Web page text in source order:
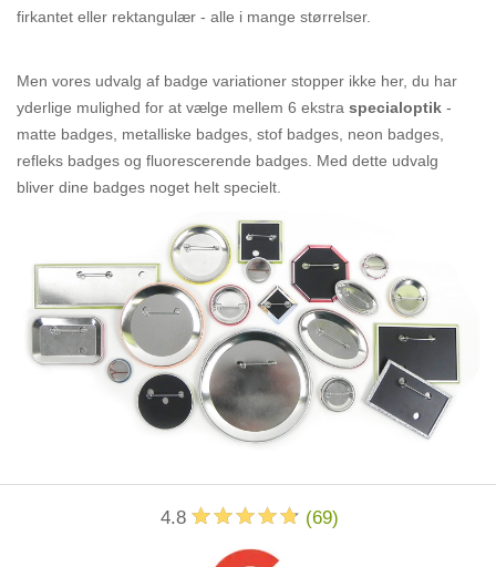
firkantet eller rektangulær - alle i mange størrelser.
Men vores udvalg af badge variationer stopper ikke her, du har
yderlige mulighed for at vælge mellem 6 ekstra specialoptik -
matte badges, metalliske badges, stof badges, neon badges,
refleks badges og fluorescerende badges. Med dette udvalg
bliver dine badges noget helt specielt.
4.8 (69)